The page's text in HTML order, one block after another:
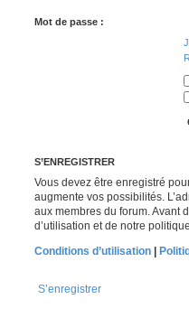
Mot de passe :
S’ENREGISTRER
Vous devez être enregistré
augmente vos possibilités.
aux membres du forum. Avant
d’utilisation et de notre
Conditions d’utilisation
S’enregistrer